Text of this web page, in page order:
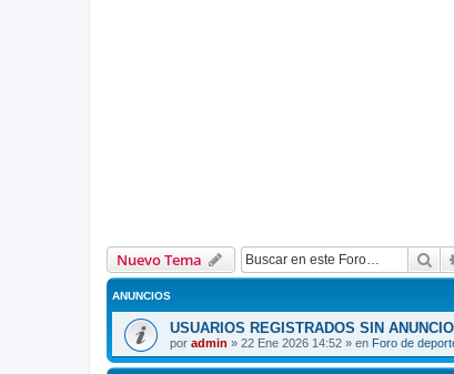
Nuevo Tema
ANUNCIOS
USUARIOS REGISTRADOS SIN
por admin » 22 Ene 2026 14:52 » en Foro de